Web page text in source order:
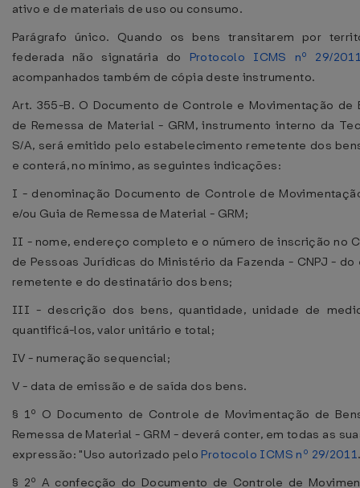
ativo e de materiais de uso ou consumo.
Parágrafo único. Quando os bens transitarem por
federada não signatária do Protocolo ICMS nº 29/
acompanhados também de cópia deste instrumento.
Art. 355-B. O Documento de Controle e Movimentação de
de Remessa de Material - GRM, instrumento interno da
S/A, será emitido pelo estabelecimento remetente dos
e conterá, no mínimo, as seguintes indicações:
I - denominação Documento de Controle de
e/ou Guia de Remessa de Material - GRM;
II - nome, endereço completo e o número de inscrição no
de Pessoas Jurídicas do Ministério da Fazenda - CNPJ -
remetente e do destinatário dos bens;
III - descrição dos bens, quantidade, unidade de
quantificá-los, valor unitário e total;
IV - numeração sequencial;
V - data de emissão e de saída dos bens.
§ 1º O Documento de Controle de Movimentação de
Remessa de Material - GRM - deverá conter, em todas as
expressão: "Uso autorizado pelo Protocolo ICMS nº 29/2011
§ 2º A confecção do Documento de Controle de